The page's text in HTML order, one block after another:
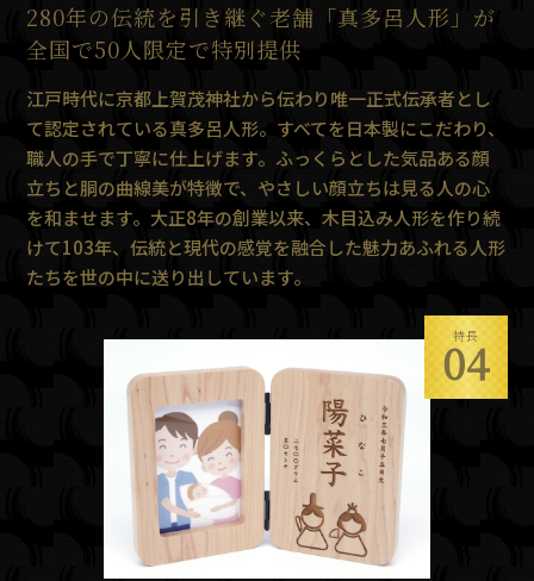
280年の伝統を引き継ぐ老舗「真多呂人形」が
全国で50人限定で特別提供
江戸時代に京都上賀茂神社から伝わり唯一正式伝承者とし
て認定されている真多呂人形。すべてを日本製にこだわり、
職人の手で丁寧に仕上げます。ふっくらとした気品ある顔
立ちと胴の曲線美が特徴で、やさしい顔立ちは見る人の心
を和ませます。大正8年の創業以来、木目込み人形を作り続
けて103年、伝統と現代の感覚を融合した魅力あふれる人形
たちを世の中に送り出しています。
特長
04